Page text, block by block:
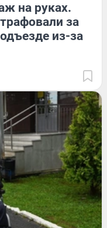
на руках.
за
из-за